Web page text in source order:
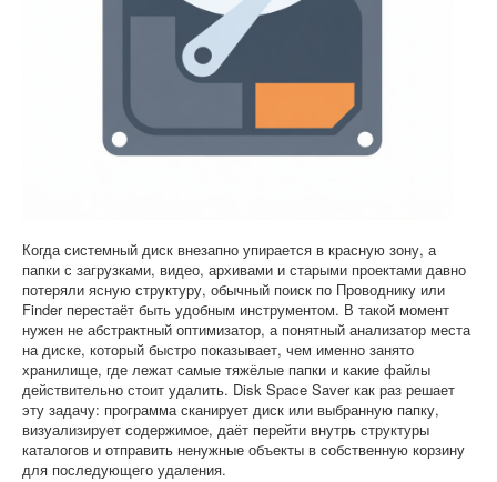
Когда системный диск внезапно упирается в красную зону, а
папки с загрузками, видео, архивами и старыми проектами давно
потеряли ясную структуру, обычный поиск по Проводнику или
Finder перестаёт быть удобным инструментом. В такой момент
нужен не абстрактный оптимизатор, а понятный анализатор места
на диске, который быстро показывает, чем именно занято
хранилище, где лежат самые тяжёлые папки и какие файлы
действительно стоит удалить. Disk Space Saver как раз решает
эту задачу: программа сканирует диск или выбранную папку,
визуализирует содержимое, даёт перейти внутрь структуры
каталогов и отправить ненужные объекты в собственную корзину
для последующего удаления.